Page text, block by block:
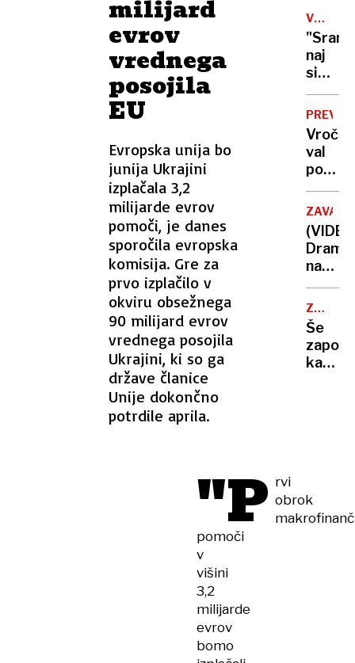
milijard
evrov
vrednega
posojila
EU
Evropska unija bo
junija Ukrajini
izplačala 3,2
milijarde evrov
pomoči, je danes
sporočila evropska
komisija. Gre za
prvo izplačilo v
okviru obsežnega
90 milijard evrov
vrednega posojila
Ukrajini, ki so ga
države članice
Unije dokončno
potrdile aprila.
"P rvi
obrok
pomoči
v
višini
3,2
milijarde
evrov
bomo
tudi
voznik
VOJNA
V
naj
si
s
krvjo":
Putin
vrata
vojske
odprl
še
hujšim
val
polni
samo
včeraj
trije
letos
že
več
kot
ZAVALA
Drama
na
Hvaru:
moral
tik
PERONI
Še
zapora
postaji